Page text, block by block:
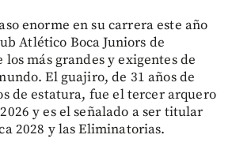
enorme en su carrera este año
Atlético Boca Juniors de
más grandes y exigentes de
El guajiro, de 31 años de
de estatura, fue el tercer arquero
y es el señalado a ser titular
2028 y las Eliminatorias.